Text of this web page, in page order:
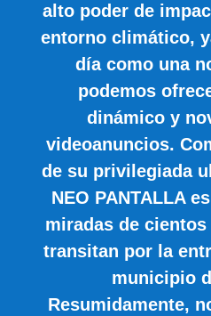
alto poder de
entorno climático,
día como una
podemos
dinámico y
videoanuncios.
de su privilegiada
NEO PANTALLA
miradas de
transitan por la
municipio
Resumidamente,